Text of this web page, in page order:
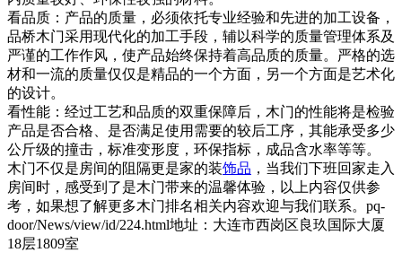
看品质：产品的质量，必须依托专业经验和先进的加工设备，
品桥木门采用现代化的加工手段，辅以科学的质量管理体系及
严谨的工作作风，使产品始终保持着高品质的质量。严格的选
材和一流的质量仅仅是精品的一个方面，另一个方面是艺术化
的设计。
看性能：经过工艺和品质的双重保障后，木门的性能将是检验
产品是否合格、是否满足使用需要的较后工序，其能承受多少
公斤级的撞击，标准变形度，环保指标，成品含水率等等。
木门不仅是房间的阻隔更是家的装饰品 ，当我们下班回家走入
房间时，感受到了是木门带来的温馨体验，以上内容仅供参
考，如果想了解更多木门排名相关内容欢迎与我们联系。pq-
door/News/view/id/224.html地址：大连市西岗区良玖国际大厦
18层1809室